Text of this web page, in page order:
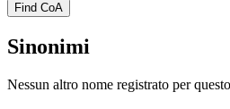
Find CoA
Sinonimi
Nessun altro nome registrato per